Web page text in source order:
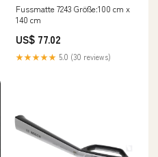
Fussmatte 7243 Größe:100 cm x
140 cm
US$ 77.02
★★★★★ 5.0 (30 reviews)